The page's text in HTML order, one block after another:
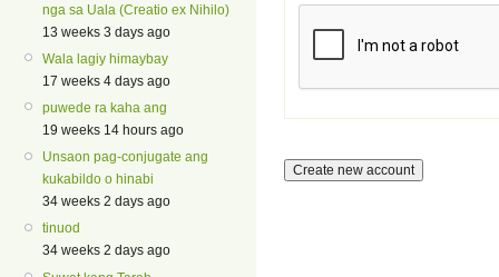
nga sa Uala (Creatio ex Nihilo)
13 weeks 3 days ago
Wala lagiy himaybay
17 weeks 4 days ago
puwede ra kaha ang
19 weeks 14 hours ago
Unsaon pag-conjugate ang
kukabildo o hinabi
34 weeks 2 days ago
tinuod
34 weeks 2 days ago